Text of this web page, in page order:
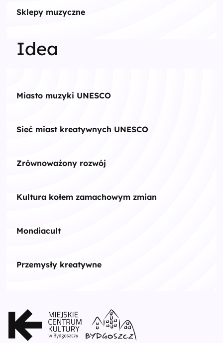
Sklepy muzyczne
Idea
Miasto muzyki UNESCO
Sieć miast kreatywnych UNESCO
Zrównoważony rozwój
Kultura kołem zamachowym zmian
Mondiacult
Przemysły kreatywne